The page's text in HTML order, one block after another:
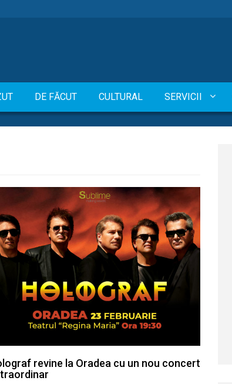
DE FĂCUT CULTURAL SERVICII
revine la Oradea cu un nou concert